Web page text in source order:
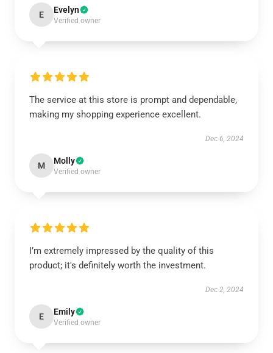
E Evelyn
Verified owner
The service at this store is prompt and dependable,
making my shopping experience excellent.
Dec 6, 2024
M Molly
Verified owner
I’m extremely impressed by the quality of this
product; it's definitely worth the investment.
Dec 2, 2024
E Emily
Verified owner